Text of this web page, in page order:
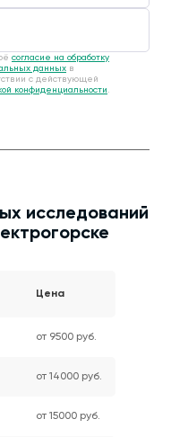
согласие на обработку
данных в
с действующей
конфиденциальности.
исследований
Цена
от 9500 руб.
от 14000 руб.
от 15000 руб.